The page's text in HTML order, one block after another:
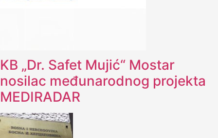
KB „Dr. Safet Mujić“ Mostar
nosilac međunarodnog projekta
MEDIRADAR